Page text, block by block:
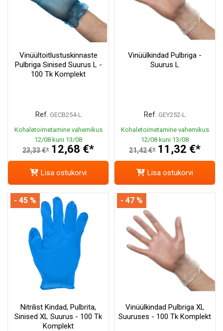
Vinüültoitlustuskinnaste
Pulbriga Sinised Suurus L -
100 Tk Komplekt
Ref. GECB254-L
Kohaletoimetamine vahemikus
12/08 kuni 13/08
23,33 €* 12,68 €*
Lisa ostukorvi
Vinüülkindad Pulbriga -
Suurus L
Ref. GEY252-L
Kohaletoimetamine vahemikus
12/08 kuni 13/08
21,42 €* 11,32 €*
Lisa ostukorvi
Nitrilist Kindad, Pulbrita,
Sinised XL Suurus - 100 Tk
Komplekt
- 45 %
Vinüülkindad Pulbriga XL
Suuruses - 100 Tk Komplekt
- 47 %